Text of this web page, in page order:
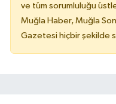
ve tüm sorumluluğu
Muğla Haber, Muğla
Gazetesi hiçbir şekilde